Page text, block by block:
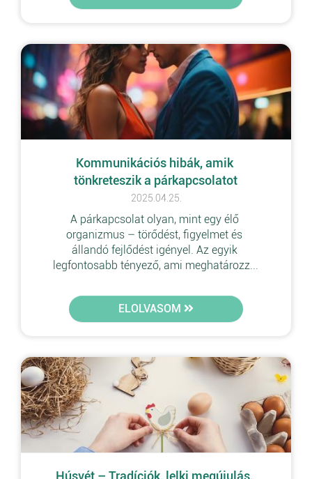
Kommunikációs hibák, amik
tönkreteszik a párkapcsolatot
2025.04.25.
A párkapcsolat olyan, mint egy élő
organizmus – törődést, figyelmet és
állandó fejlődést igényel. Az egyik
legfontosabb tényező, ami meghatározz...
ELOLVASOM